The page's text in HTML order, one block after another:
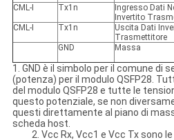
CML-I
Tx1n
Ingresso Dati
Invertito
CML-I Tx1n
Uscita Dati
Trasmettitore
GND Massa
1. GND è il simbolo per il comune di
(potenza) per il modulo QSFP28.
del modulo QSFP28 e tutte le
questo potenziale, se non
questi direttamente al piano di
scheda host.
2. Vcc Rx, Vcc1 e Vcc Tx sono